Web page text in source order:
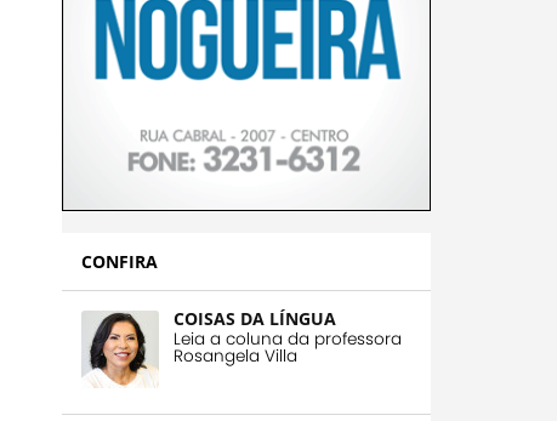
CONFIRA
COISAS DA LÍNGUA
Leia a coluna da professora
Rosangela Villa